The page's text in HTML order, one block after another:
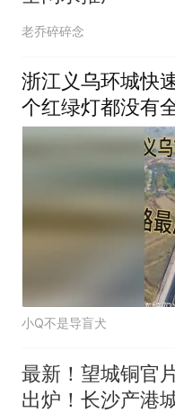
老乔碎碎念
浙江义乌环城快
个红绿灯都没有
小Q不是导盲犬
最新！望城铜官
出炉！长沙产港